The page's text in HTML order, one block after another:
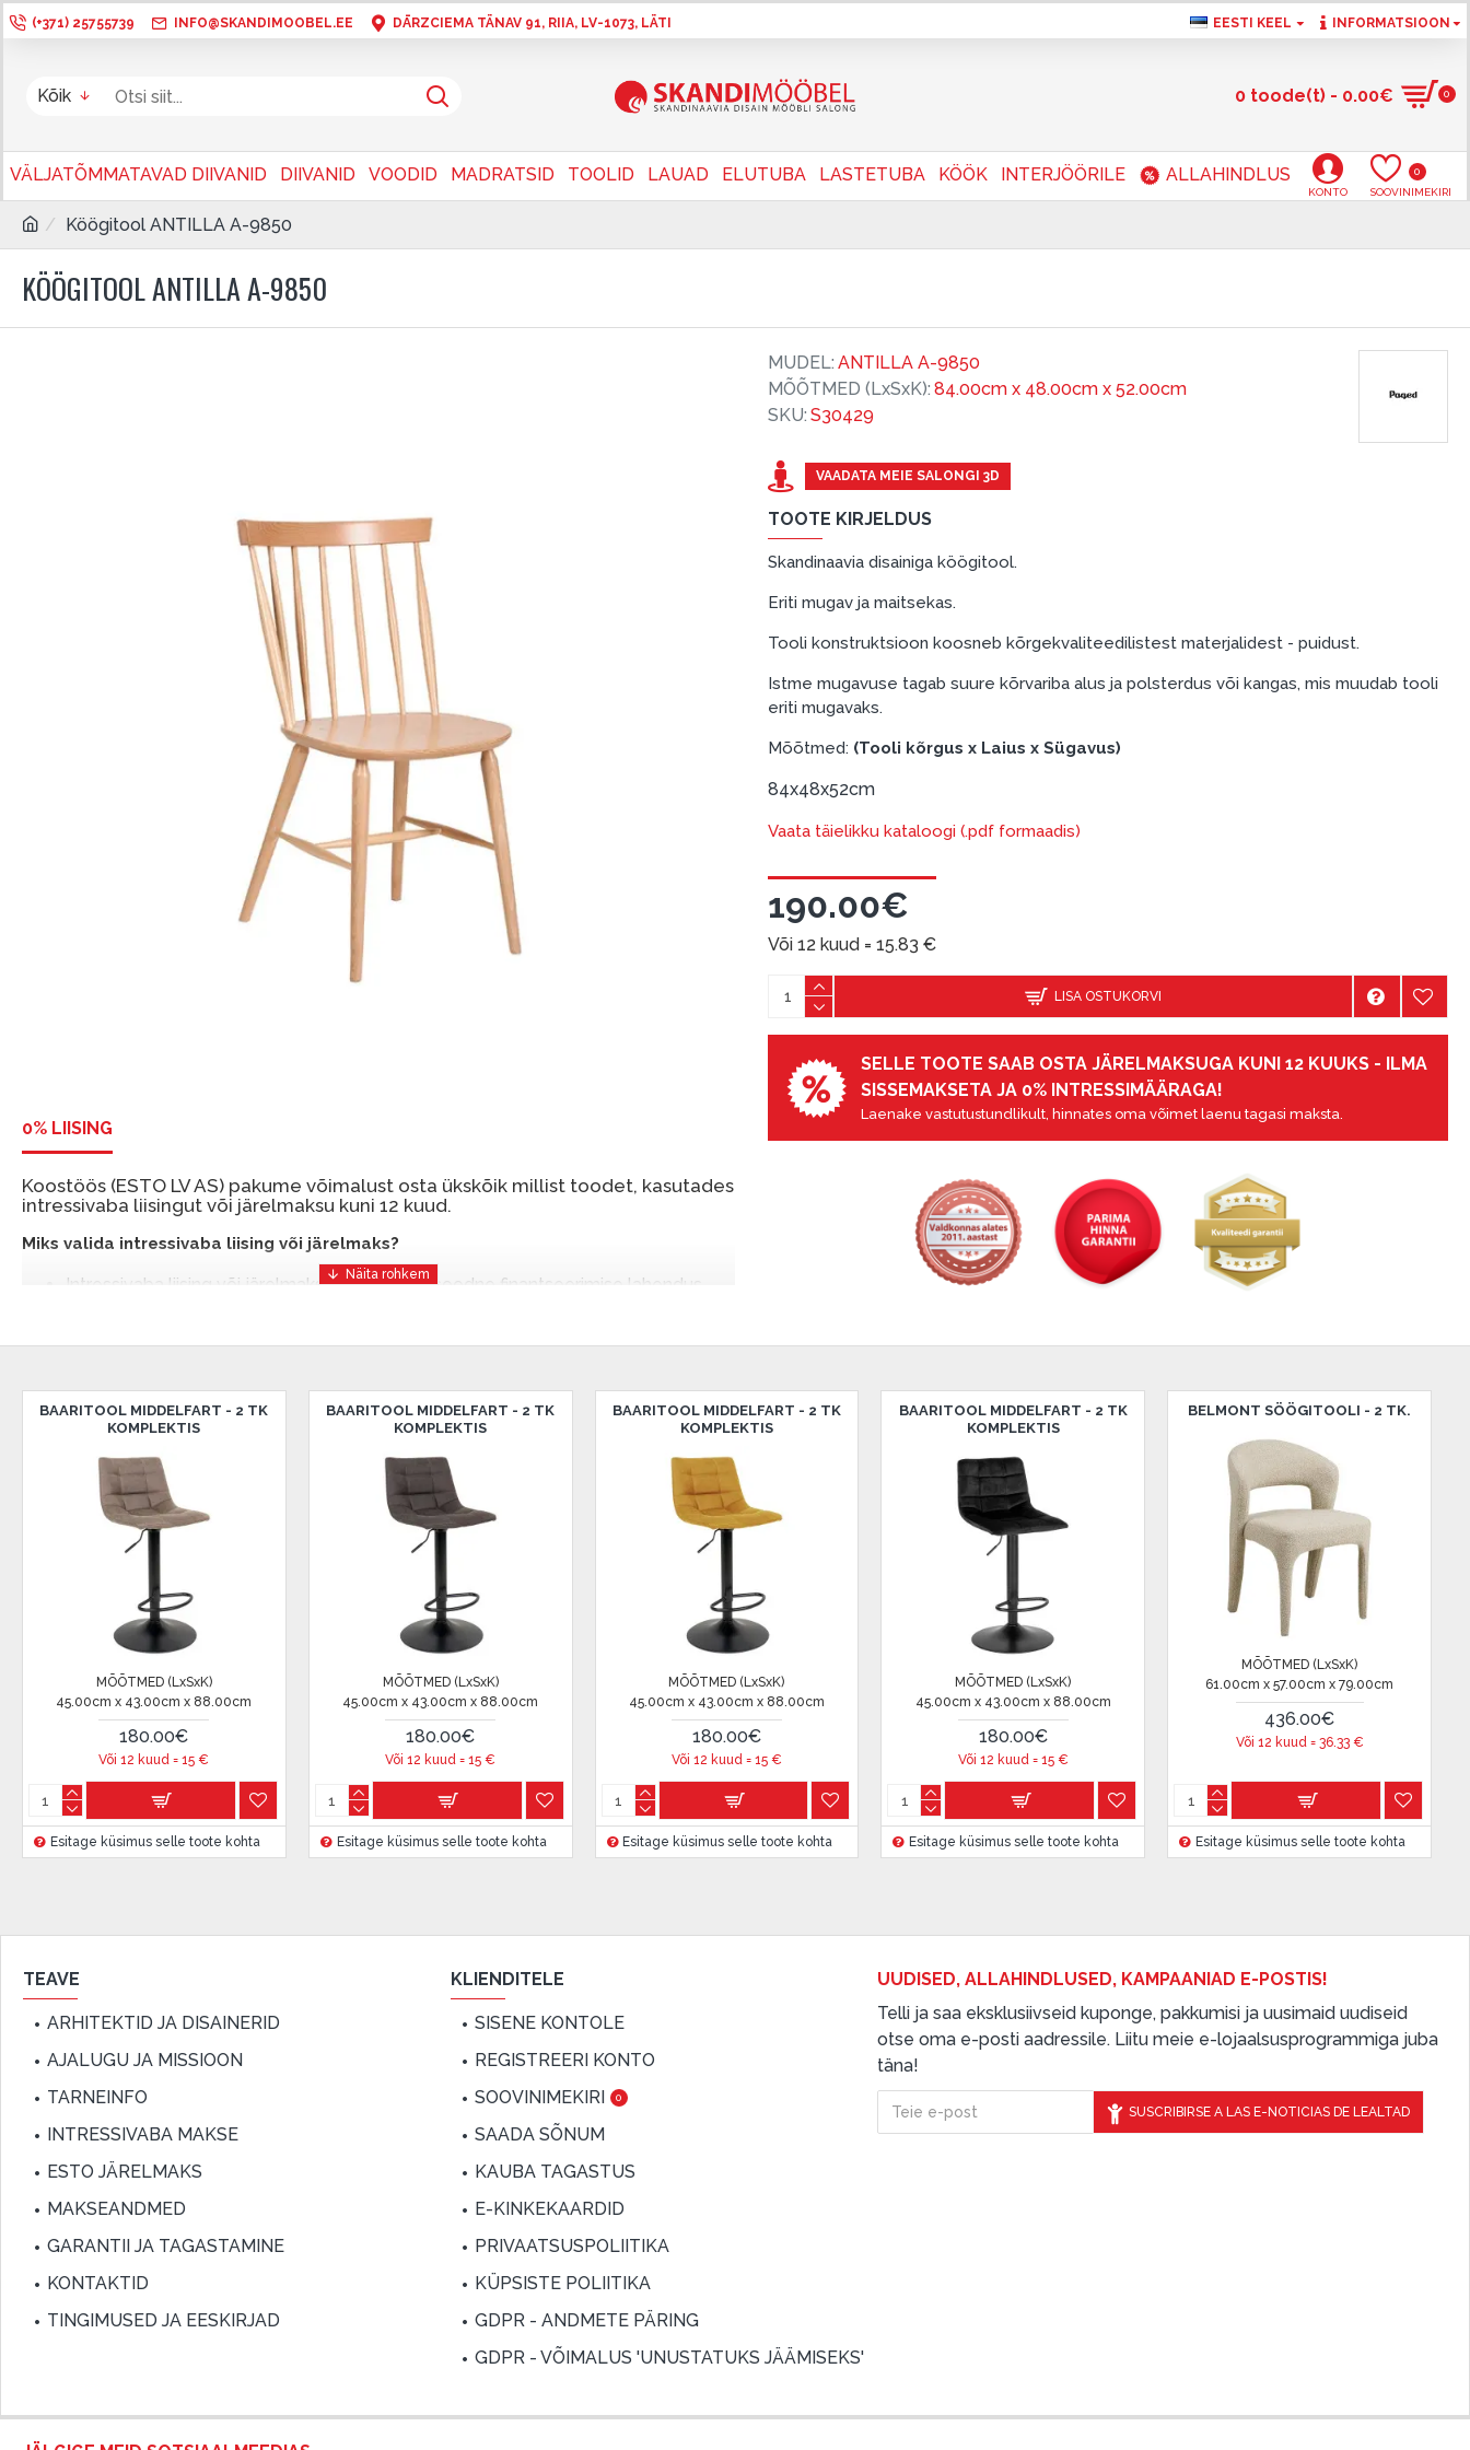
(+371) 25755739 INFO@SKANDIMOOBEL.EE DĀRZCIEMA TÄNAV 91, RIIA, LV-1073, LÄTI EESTI KEEL INFORMATSIOON
Kõik 0 toode(t) - 0.00€ 0
VÄLJATÕMMATAVAD DIIVANID DIIVANID VOODID MADRATSID TOOLID LAUAD ELUTUBA LASTETUBA KÖÖK INTERJÖÖRILE ALLAHINDLUS
KONTO SOOVINIMEKIRI
0
Köögitool ANTILLA A-9850
KÖÖGITOOL ANTILLA A-9850
0% LIISING
Koostöös (ESTO LV AS) pakume võimalust osta ükskõik millist toodet, kasutades
intressivaba liisingut või järelmaksu kuni 12 kuud.
Miks valida intressivaba liising või järelmaks?
Intressivaba liising või järelmaks on mugav ja soodne finantseerimise lahendus,
ESTO-ga saate intressivaba liisingu või järelmaksu eeliseid ilma esimese
Näide: Toote hind 300 €, periood: 12 kuud, esimene sissemakse: 0 €, igakuine
makse: 25 €, kogu ülemakse: 0 €.
Liisingut ja järelmaksu saate vormistada ka külastades meie salongi Dārzciema tänaval 91,
Dokumendi nõuded:
ESTO LV AS (Dokumentide vormistamiseks on vajalik Smart-ID, eParaksts eID,
eParaksts eID mobile, ESTO konto või pank Swedbank, Luminor, SEB või Citadele).
Lepingu tingimused:
Liisingulepingu võib allkirjastada ainult see isik, kes on märgitud krediidi saamise
lepingus.
Enne krediidi vormistamist palun tutvugekauba tarnetingimustega
, samuti
garantii ja tagastamise tingimustega.
Finantsvastutus:
VAADATA MEIE SALONGI 3D
TOOTE KIRJELDUS
Skandinaavia disainiga köögitool.
Eriti mugav ja maitsekas.
Tooli konstruktsioon koosneb kõrgekvaliteedilistest materjalidest - puidust.
Istme mugavuse tagab suure kõrvariba alus ja polsterdus või kangas, mis muudab tooli
eriti mugavaks.
Mõõtmed: (Tooli kõrgus x Laius x Sügavus)
84x48x52cm
Vaata täielikku kataloogi (.pdf formaadis)
MUDEL: ANTILLA A-9850
MÕÕTMED (LxSxK): 84.00cm x 48.00cm x 52.00cm
SKU: S30429
190.00€
Või 12 kuud = 15.83 €
LISA OSTUKORVI
SELLE TOOTE SAAB OSTA JÄRELMAKSUGA KUNI 12 KUUKS - ILMA
SISSEMAKSETA JA 0% INTRESSIMÄÄRAGA!
Laenake vastutustundlikult, hinnates oma võimet laenu tagasi maksta.
BAARITOOL MIDDELFART - 2 TK
KOMPLEKTIS
MÕÕTMED (LxSxK)
45.00cm x 43.00cm x 88.00cm
180.00€
Või 12 kuud =15 €
Esitage küsimus selle toote kohta
BAARITOOL MIDDELFART - 2 TK
KOMPLEKTIS
MÕÕTMED (LxSxK)
45.00cm x 43.00cm x 88.00cm
180.00€
Või 12 kuud =15 €
Esitage küsimus selle toote kohta
BAARITOOL MIDDELFART - 2 TK
KOMPLEKTIS
MÕÕTMED (LxSxK)
45.00cm x 43.00cm x 88.00cm
180.00€
Või 12 kuud = 15€
Esitage küsimus selle toote kohta
BAARITOOL MIDDELFART - 2 TK
KOMPLEKTIS
MÕÕTMED (LxSxK)
45.00cm x 43.00cm x 88.00cm
180.00€
Või 12 kuud = 15€
Esitage küsimus selle toote kohta
BELMONT SÖÖGITOOLI - 2 TK.
MÕÕTMED (LxSxK)
61.00cm x 57.00cm x 79.00cm
436.00€
Või 12 kuud = 36.33€
Esitage küsimus selle toote kohta
TEAVE
ARHITEKTID JA DISAINERID
AJALUGU JA MISSIOON
TARNEINFO
INTRESSIVABA MAKSE
ESTO JÄRELMAKS
MAKSEANDMED
GARANTII JA TAGASTAMINE
KONTAKTID
TINGIMUSED JA EESKIRJAD
KLIENDITELE
SISENE KONTOLE
REGISTREERI KONTO
SOOVINIMEKIRI
0
SAADA SÕNUM
KAUBA TAGASTUS
E-KINKEKAARDID
PRIVAATSUSPOLIITIKA
KÜPSISTE POLIITIKA
GDPR - ANDMETE PÄRING
GDPR - VÕIMALUS 'UNUSTATUKS JÄÄMISEKS'
UUDISED, ALLAHINDLUSED, KAMPAANIAD E-POSTIS!
Telli ja saa eksklusiivseid kuponge, pakkumisi ja uusimaid uudiseid
otse oma e-posti aadressile. Liitu meie e-lojaalsusprogrammiga juba
täna!
SUSCRIBIRSE A LAS E-NOTICIAS DE LEALTAD